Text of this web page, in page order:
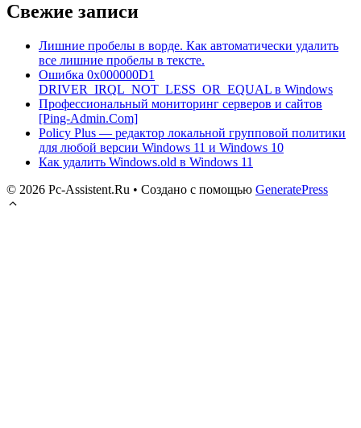
Свежие записи
Лишние пробелы в ворде. Как автоматически удалить
все лишние пробелы в тексте.
Ошибка 0x000000D1
DRIVER_IRQL_NOT_LESS_OR_EQUAL в Windows
Профессиональный мониторинг серверов и сайтов
[Ping-Admin.Com]
Policy Plus — редактор локальной групповой политики
для любой версии Windows 11 и Windows 10
Как удалить Windows.old в Windows 11
© 2026 Pc-Assistent.Ru • Создано с помощью GeneratePress